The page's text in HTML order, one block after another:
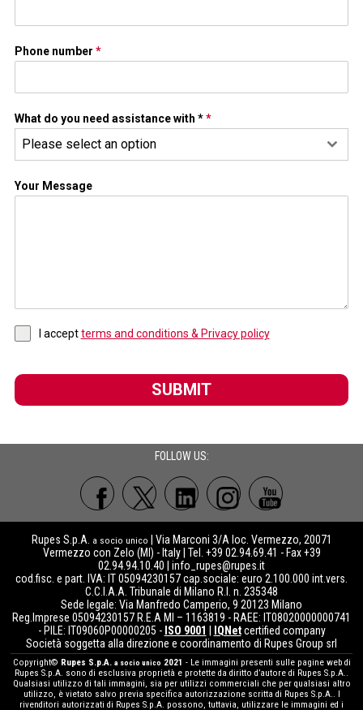
Phone number *
What do you need assistance with **
Please select an option
Your Message
I acceptterms and conditions & Privacy policy
SUBMIT
FOLLOW US:
Rupes S.p.A. a socio unico
| Via Marconi 3/A loc. Vermezzo, 20071
Vermezzo con Zelo (MI) - Italy | Tel. +39 02.94.69.41 - Fax +39
02.94.94.10.40 | info_rupes@rupes.it
cod.fisc. e part. IVA: IT 05094230157 cap.sociale: euro 2.100.000 int.vers.
C.C.I.A.A. Tribunale di Milano R.I. n. 235348
Sede legale: Via Manfredo Camperio, 9 20123 Milano
Reg.Imprese 05094230157 R.E.A MI – 1163819 - RAEE: IT08020000000741
- PILE: IT09060P00000205 - ISO 9001 IQNetcertified company
Società soggetta alla direzione e coordinamento di Rupes Group srl
Copyright© Rupes S.p.A. a socio unico 2021 - Le immagini presenti sulle pagine web di
Rupes S.p.A. sono di esclusiva proprietà e protette da diritto d’autore di Rupes S.p.A..
Qualsiasi utilizzo di tali immagini, sia per utilizzi commerciali che per qualsiasi altro
utilizzo, è vietato salvo previa specifica autorizzazione scritta di Rupes S.p.A.. I
rivenditori autorizzati di Rupes S.p.A. possono, tuttavia, utilizzare le immagini ed i